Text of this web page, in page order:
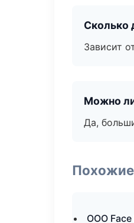
Сколько
Зависит
Можно
Да,
Похожие
ООО Face